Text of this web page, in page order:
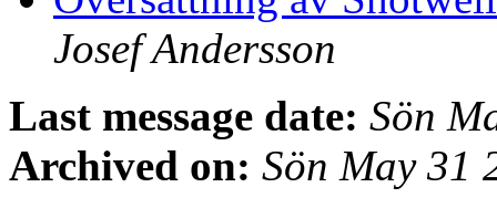
Josef Andersson
Last message date: Sön
Archived on: Sön May 31